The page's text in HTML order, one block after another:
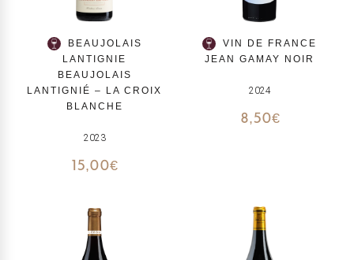
BEAUJOLAIS
LANTIGNIE
BEAUJOLAIS
LANTIGNIÉ – LA CROIX
BLANCHE
2023
15,00€
VIN DE FRANCE
JEAN GAMAY NOIR
2024
8,50€